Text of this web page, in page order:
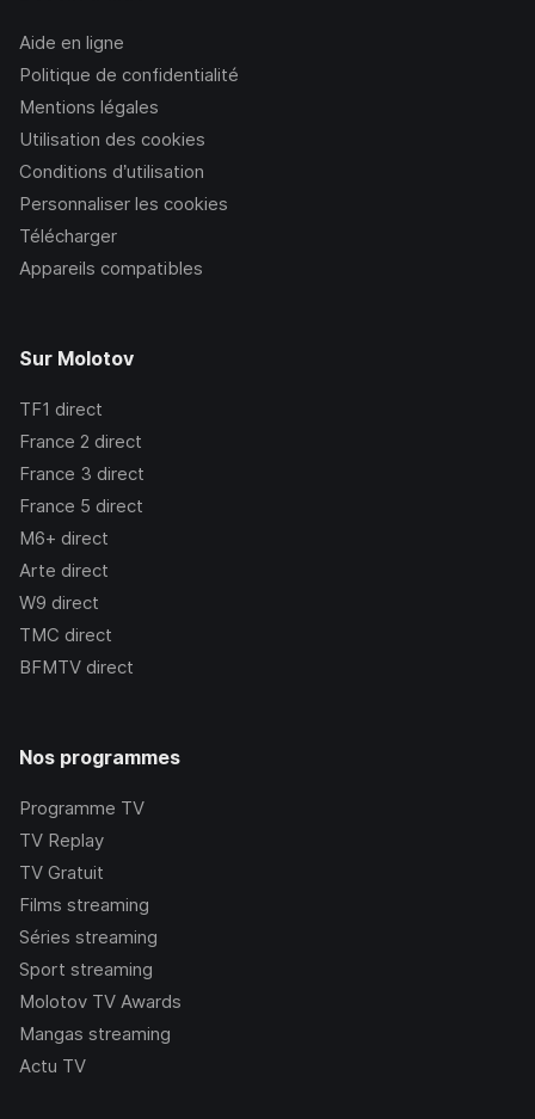
Aide en ligne
Politique de confidentialité
Mentions légales
Utilisation des cookies
Conditions d’utilisation
Personnaliser les cookies
Télécharger
Appareils compatibles
Sur Molotov
TF1 direct
France 2 direct
France 3 direct
France 5 direct
M6+ direct
Arte direct
W9 direct
TMC direct
BFMTV direct
Nos programmes
Programme TV
TV Replay
TV Gratuit
Films streaming
Séries streaming
Sport streaming
Molotov TV Awards
Mangas streaming
Actu TV